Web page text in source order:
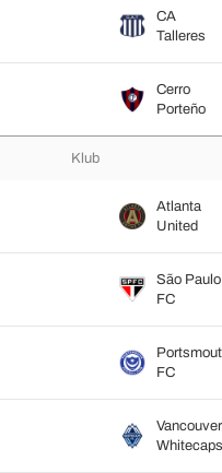
CA
Talleres
Cerro
Porteño
Klub
Atlanta
United
São Paulo
FC
FC
Vancouver
Whitecaps